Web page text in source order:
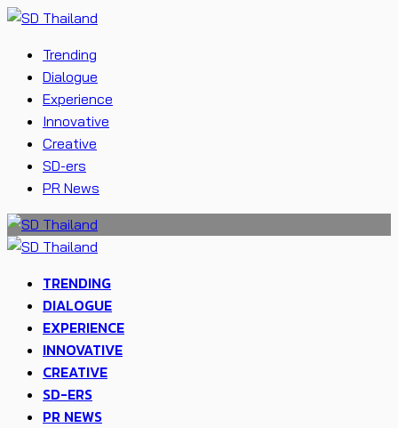
Trending
Dialogue
Experience
Innovative
Creative
SD-ers
PR News
TRENDING
DIALOGUE
EXPERIENCE
INNOVATIVE
CREATIVE
SD-ERS
PR NEWS